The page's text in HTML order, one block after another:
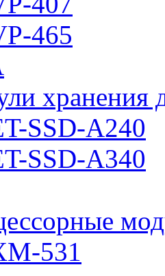
465
хранения
SSD-A240
SSD-A340
531